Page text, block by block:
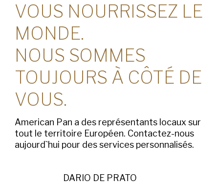
VOUS NOURRISSEZ LE
MONDE.
NOUS SOMMES
TOUJOURS À CÔTÉ DE
VOUS.
American Pan a des représentants locaux sur
tout le territoire Européen. Contactez-nous
aujourd`hui pour des services personnalisés.
DARIO DE PRATO